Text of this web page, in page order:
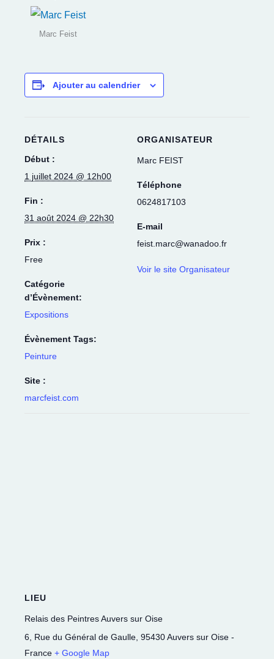
Marc Feist
Ajouter au calendrier
DÉTAILS
Début :
1 juillet 2024 @ 12h00
Fin :
31 août 2024 @ 22h30
Prix :
Free
Catégorie
d’Évènement:
Expositions
Évènement Tags:
Peinture
Site :
marcfeist.com
ORGANISATEUR
Marc FEIST
Téléphone
0624817103
E-mail
feist.marc@wanadoo.fr
Voir le site Organisateur
LIEU
Relais des Peintres Auvers sur Oise
6, Rue du Général de Gaulle 95430Auvers sur Oise -
France + Google Map